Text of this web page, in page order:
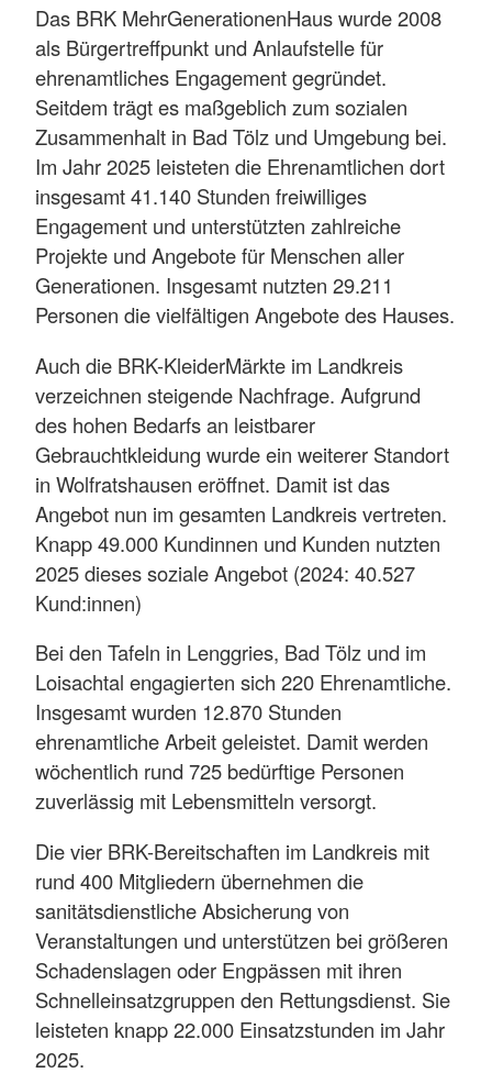
Das BRK MehrGenerationenHaus wurde 2008
als Bürgertreffpunkt und Anlaufstelle für
ehrenamtliches Engagement gegründet.
Seitdem trägt es maßgeblich zum sozialen
Zusammenhalt in Bad Tölz und Umgebung bei.
Im Jahr 2025 leisteten die Ehrenamtlichen dort
insgesamt 41.140 Stunden freiwilliges
Engagement und unterstützten zahlreiche
Projekte und Angebote für Menschen aller
Generationen. Insgesamt nutzten 29.211
Personen die vielfältigen Angebote des Hauses.
Auch die BRK-KleiderMärkte im Landkreis
verzeichnen steigende Nachfrage. Aufgrund
des hohen Bedarfs an leistbarer
Gebrauchtkleidung wurde ein weiterer Standort
in Wolfratshausen eröffnet. Damit ist das
Angebot nun im gesamten Landkreis vertreten.
Knapp 49.000 Kundinnen und Kunden nutzten
2025 dieses soziale Angebot (2024: 40.527
Kund:innen)
Bei den Tafeln in Lenggries, Bad Tölz und im
Loisachtal engagierten sich 220 Ehrenamtliche.
Insgesamt wurden 12.870 Stunden
ehrenamtliche Arbeit geleistet. Damit werden
wöchentlich rund 725 bedürftige Personen
zuverlässig mit Lebensmitteln versorgt.
Die vier BRK-Bereitschaften im Landkreis mit
rund 400 Mitgliedern übernehmen die
sanitätsdienstliche Absicherung von
Veranstaltungen und unterstützen bei größeren
Schadenslagen oder Engpässen mit ihren
Schnelleinsatzgruppen den Rettungsdienst. Sie
leisteten knapp 22.000 Einsatzstunden im Jahr
2025.